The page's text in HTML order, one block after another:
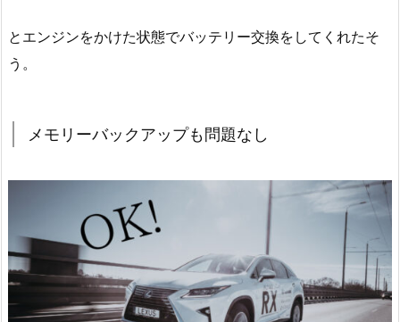
とエンジンをかけた状態でバッテリー交換をしてくれたそ
う。
メモリーバックアップも問題なし